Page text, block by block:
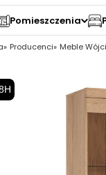
Pomieszczenia
Producenci Meble